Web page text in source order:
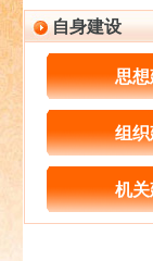
民
民
喜
全
民
民
民
民
自身建设
思
组
机